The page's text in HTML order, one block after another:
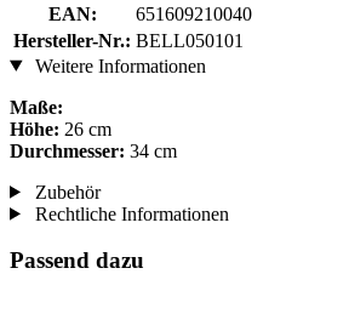
EAN:
651609210040
Hersteller-Nr.: BELL050101
Weitere Informationen
Maße:
Höhe: 26 cm
Durchmesser: 34 cm
Zubehör
Rechtliche Informationen
Passend dazu